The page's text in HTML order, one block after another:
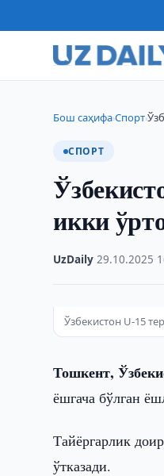
Бош саҳифа›Спорт›
СПОРТ
икки
UzDaily ·29.10.2025
Ўзбекистон U-15
Тошкент,
ёшгача бўлган
Тайёргарлик
ўтказади.